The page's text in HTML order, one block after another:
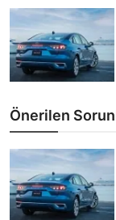
Önerilen